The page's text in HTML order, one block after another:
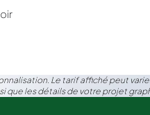
Le tarif affiché peut
que les détails de votre projet